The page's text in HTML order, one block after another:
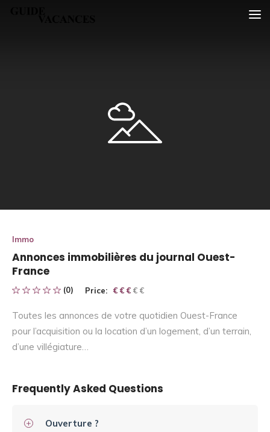
Immo
Annonces immobilières du journal Ouest-
France
(0) Price: € € € € €
€ € €
Toutes les annonces de votre quotidien Ouest-France
pour l’acquisition ou la location d’un logement, d’un terrain,
d’une villégiature…
Frequently Asked Questions
Ouverture ?